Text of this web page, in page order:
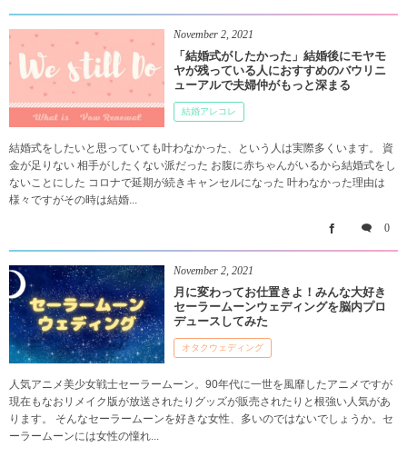
November 2,2021
「結婚式がしたかった」結婚後にモヤモ
ヤが残っている人におすすめのバウリニ
ューアルで夫婦仲がもっと深まる
結婚アレコレ
結婚式をしたいと思っていても叶わなかった、という人は実際多くいます。 資
金が足りない 相手がしたくない派だった お腹に赤ちゃんがいるから結婚式をし
ないことにした コロナで延期が続きキャンセルになった 叶わなかった理由は
様々ですがその時は結婚...
0
November 2,2021
月に変わってお仕置きよ！みんな大好き
セーラームーンウェディングを脳内プロ
デュースしてみた
オタクウェディング
人気アニメ美少女戦士セーラームーン。90年代に一世を風靡したアニメですが
現在もなおリメイク版が放送されたりグッズが販売されたりと根強い人気があ
ります。 そんなセーラームーンを好きな女性、多いのではないでしょうか。セ
ーラームーンには女性の憧れ...